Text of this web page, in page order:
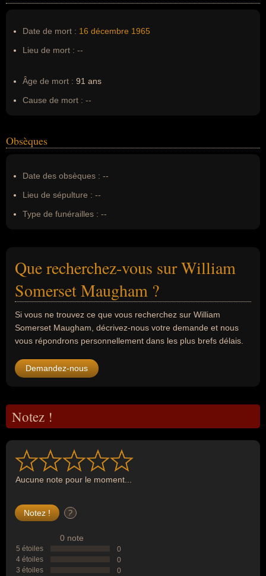
Date de mort : 16 décembre 1965
Lieu de mort : --
Âge de mort : 91 ans
Cause de mort : --
Obsèques
Date des obsèques : --
Lieu de sépulture : --
Type de funérailles : --
Que recherchez-vous sur William
Somerset Maugham ?
Si vous ne trouvez ce que vous recherchez sur William
Somerset Maugham, décrivez-nous votre demande et nous
vous répondrons personnellement dans les plus brefs délais.
Demandez-nous
Notez !
Aucune note pour le moment...
?
0 note
5 étoiles
0
4 étoiles
0
3 étoiles
0